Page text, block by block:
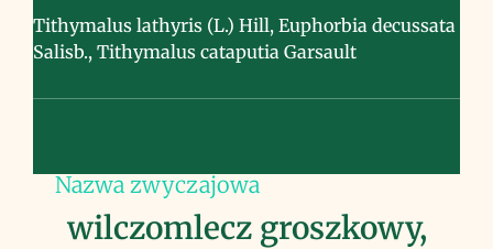
Tithymalus lathyris (L.) Hill, Euphorbia decussata
Salisb., Tithymalus cataputia Garsault
Nazwa zwyczajowa
wilczomlecz groszkowy,